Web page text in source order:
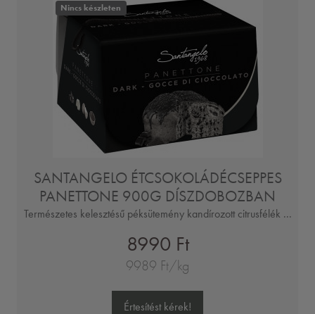
Nincs készleten
SANTANGELO ÉTCSOKOLÁDÉCSEPPES
PANETTONE 900G DÍSZDOBOZBAN
Természetes kelesztésű péksütemény kandírozott citrusfélék ...
8990 Ft
9989 Ft/kg
Értesítést kérek!